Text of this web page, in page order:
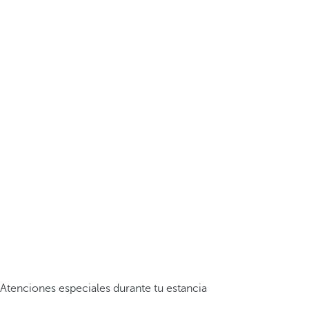
Atenciones especiales durante tu estancia